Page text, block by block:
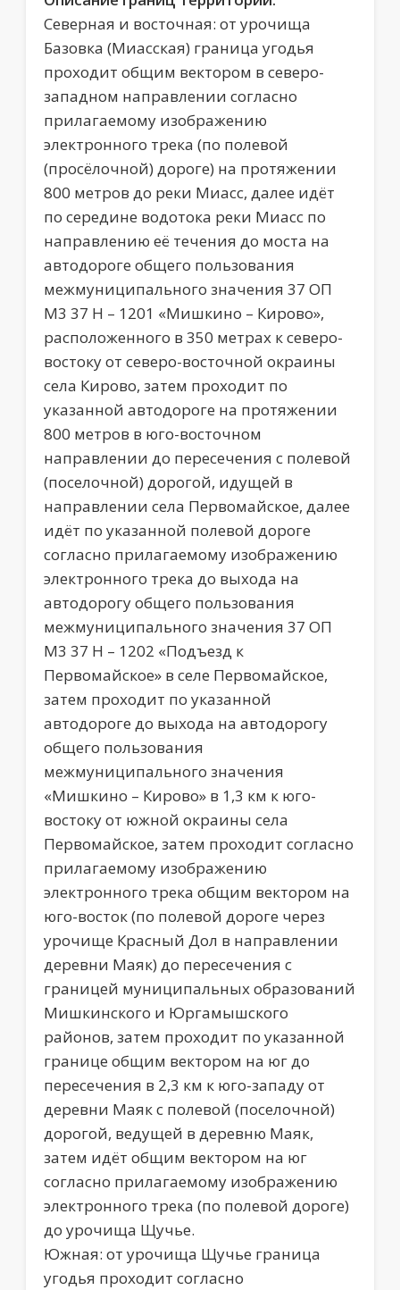
Северная и восточная: от урочища
Базовка (Миасская) граница угодья
проходит общим вектором в северо-
западном направлении согласно
прилагаемому изображению
электронного трека (по полевой
(просёлочной) дороге) на протяжении
800 метров до реки Миасс, далее идёт
по середине водотока реки Миасс по
направлению её течения до моста на
автодороге общего пользования
межмуниципального значения 37 ОП
М3 37 Н – 1201 «Мишкино – Кирово»,
расположенного в 350 метрах к северо-
востоку от северо-восточной окраины
села Кирово, затем проходит по
указанной автодороге на протяжении
800 метров в юго-восточном
направлении до пересечения с полевой
(поселочной) дорогой, идущей в
направлении села Первомайское, далее
идёт по указанной полевой дороге
согласно прилагаемому изображению
электронного трека до выхода на
автодорогу общего пользования
межмуниципального значения 37 ОП
М3 37 Н – 1202 «Подъезд к
Первомайское» в селе Первомайское,
затем проходит по указанной
автодороге до выхода на автодорогу
общего пользования
межмуниципального значения
«Мишкино – Кирово» в 1,3 км к юго-
востоку от южной окраины села
Первомайское, затем проходит согласно
прилагаемому изображению
электронного трека общим вектором на
юго-восток (по полевой дороге через
урочище Красный Дол в направлении
деревни Маяк) до пересечения с
границей муниципальных образований
Мишкинского и Юргамышского
районов, затем проходит по указанной
границе общим вектором на юг до
пересечения в 2,3 км к юго-западу от
деревни Маяк с полевой (поселочной)
дорогой, ведущей в деревню Маяк,
затем идёт общим вектором на юг
согласно прилагаемому изображению
электронного трека (по полевой дороге)
до урочища Щучье.
Южная: от урочища Щучье граница
угодья проходит согласно